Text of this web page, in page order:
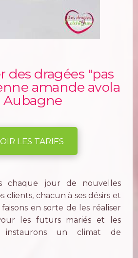
des dragées "pas
amande avola
Aubagne
VOIR LES TARIFS
chaque jour de nouvelles
clients, chacun à ses désirs et
faisons en sorte de les réaliser
les futurs mariés et les
instaurons un climat de